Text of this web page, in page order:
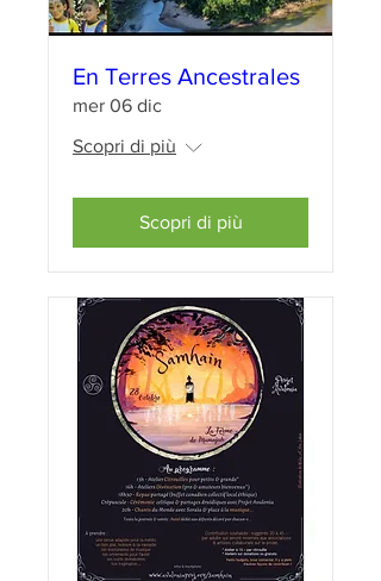
En Terres Ancestrales
mer 06 dic
Scopri di più
Scopri di più